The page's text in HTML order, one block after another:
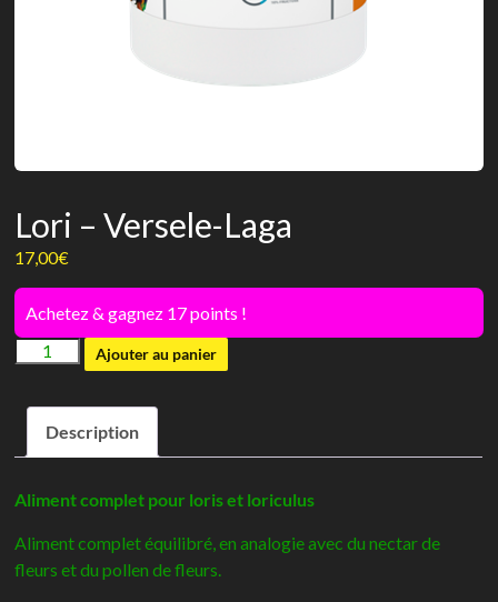
Lori – Versele-Laga
17,00€
Achetez & gagnez 17 points !
quantité
Lori
Versele-
Ajouter au panier
Description
Aliment complet pour loris et loriculus
Aliment complet équilibré, en analogie avec du nectar de
fleurs et du pollen de fleurs.